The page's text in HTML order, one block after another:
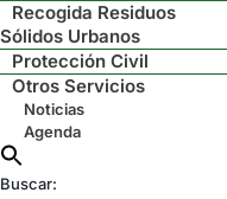
Recogida Residuos
Sólidos Urbanos
Protección Civil
Otros Servicios
Noticias
Agenda
Buscar: